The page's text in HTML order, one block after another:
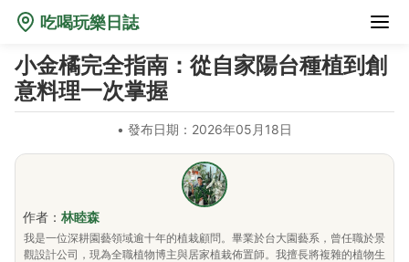
吃喝玩樂日誌
小金橘完全指南：從自家陽台種植到創
意料理一次掌握
• 發布日期：2026年05月18日
作者： 林睦森
我是一位深耕園藝領域逾十年的植栽顧問。畢業於台大園藝系，曾任職於景
觀設計公司，現為全職植物博主與居家植栽佈置師。我擅長將複雜的植物生